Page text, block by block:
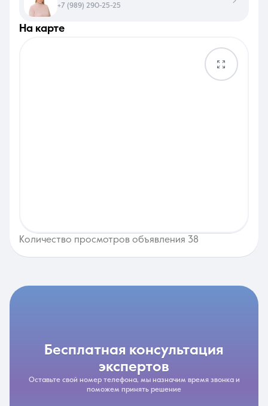
на карте
Количество просмотров объявления 38
+7 (989) 290-25-25
бесплатная консультация
экспертов
Оставьте свой номер телефона, мы назначим время звонка и
поможем принять решение